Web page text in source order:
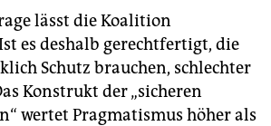
lässt die Koalition
es deshalb gerechtfertigt, die
Schutz brauchen, schlechter
Konstrukt der „sicheren
wertet Pragmatismus höher als